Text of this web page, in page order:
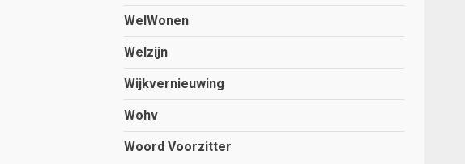
WelWonen
Welzijn
Wijkvernieuwing
Wohv
Woord Voorzitter